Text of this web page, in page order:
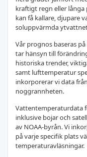
kraftigt regn eller
kan få kallare, djupare
soluppvärmda
Vår prognos baseras
tar hänsyn till
historiska trender,
samt lufttemperatur
inkorporerar vi data
noggrannheten.
Vattentemperaturdata
inklusive bojar och
av NOAA-byrån. Vi
på varje specifik plats
temperaturavläsningar.